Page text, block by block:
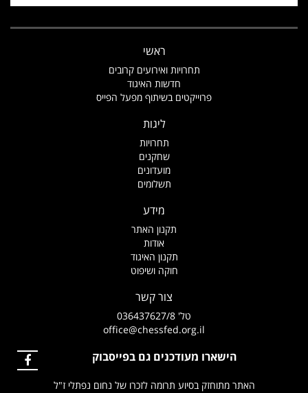
ראשי
תחרויות ואירועים קרובים
חדשות האיגוד
פרוייקטים בשיתוף מפעל הפייס
ליגות
תחרויות
שחקנים
מועדונים
תשלומים
מידע
תקנון האתר
אודות
תקנון האיגוד
חוקה ושיפוט
צור קשר
טל' 036437627/8
office@chessfed.org.il
הישארו מעודכנים גם בפייסבוק
האתר מתוחזק בסיוע תרומה לזכרו של נחום נפתלי ז"ל